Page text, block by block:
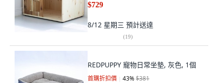
$729
8/12 星期三 預計送達
(19)
REDPUPPY 寵物日常坐墊, 灰色, 1個
首購折扣價 43%$381